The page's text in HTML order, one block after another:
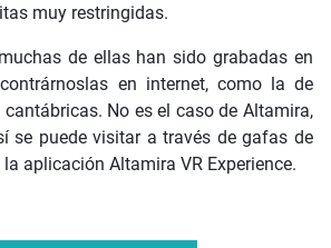
muy restringidas.
de ellas han sido grabadas en
en internet, como la de
No es el caso de Altamira,
se puede visitar a través de gafas de
aplicación Altamira VR Experience.